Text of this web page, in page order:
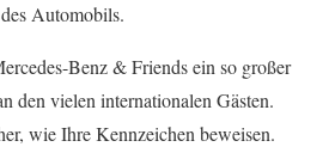
Automobils.
Benz & Friends ein so großer
den vielen internationalen Gästen.
wie Ihre Kennzeichen beweisen.